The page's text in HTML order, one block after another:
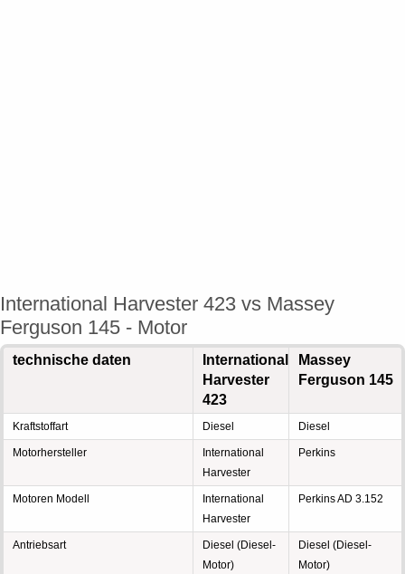
International Harvester 423 vs Massey
Ferguson 145 - Motor
technische daten
International
Harvester
423
Massey
Ferguson 145
Kraftstoffart Diesel Diesel
Motorhersteller
International
Harvester
Perkins
Motoren Modell
International
Harvester
Perkins AD 3.152
Antriebsart
Diesel (Diesel-
Motor)
Diesel (Diesel-
Motor)